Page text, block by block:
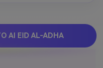
dalam waktu,
keluarga dari dekade
AI EID AL-ADHA